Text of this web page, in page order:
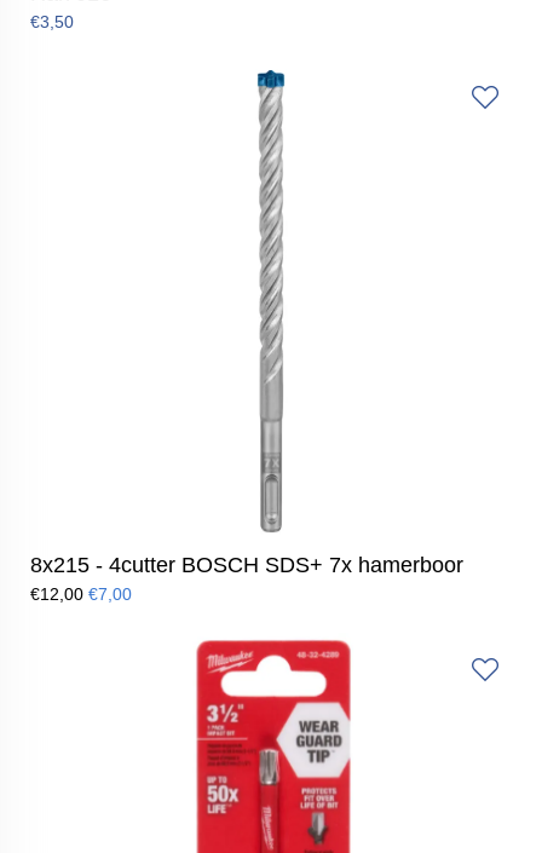
€3,50
8x215 - 4cutter BOSCH SDS+ 7x hamerboor
€12,00 €7,00